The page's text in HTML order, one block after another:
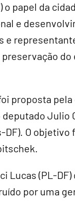
o papel da
e
e
preservação
proposta
deputado Julio
DF). O
Lucas (PL-
por uma